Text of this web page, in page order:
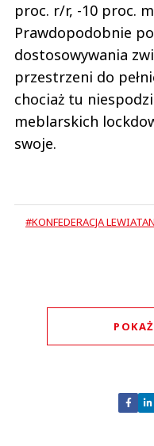
proc. r/r, -10 proc.
Prawdopodobnie
dostosowywania
przestrzeni do
chociaż tu
meblarskich
swoje.
#KONFEDERACJA LEWIATAN
Nie
Zostaw